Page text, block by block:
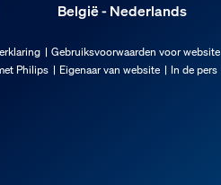
België - Nederlands
Gebruiksvoorwaarden voor website
Philips Eigenaar van website In de pers